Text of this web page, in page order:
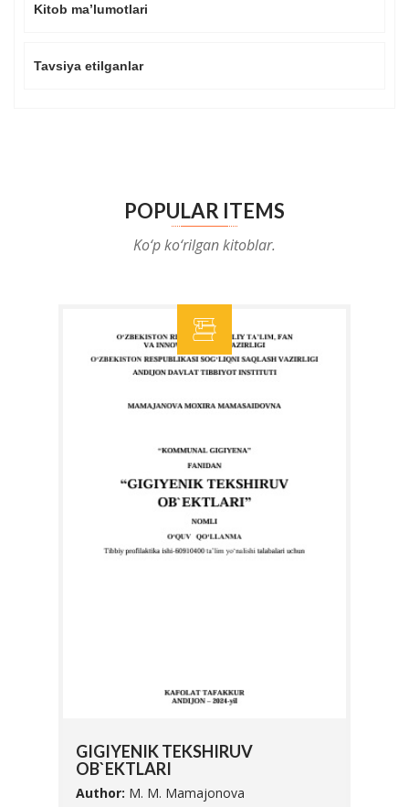
Kitob ma’lumotlari
Tavsiya etilganlar
POPULAR ITEMS
Ko‘p ko‘rilgan kitoblar.
GIGIYENIK TEKSHIRUV
OB`EKTLARI
Author: M. M. Mamajonova